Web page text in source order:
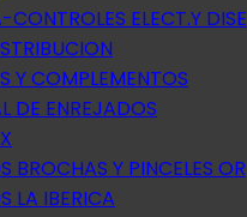
CONTROLES ELECT.Y DISE
Y COMPLEMENTOS
DE ENREJADOS
BROCHAS Y PINCELES OR
LA IBERICA